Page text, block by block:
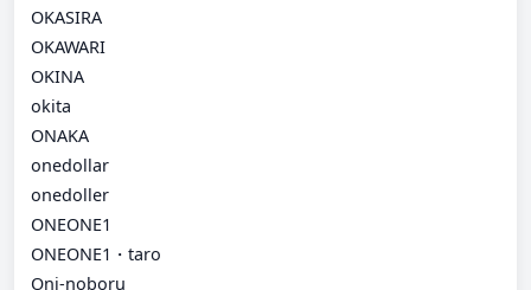
OKASIRA
OKAWARI
OKINA
okita
ONAKA
onedollar
onedoller
ONEONE1
ONEONE1・taro
Oni-noboru